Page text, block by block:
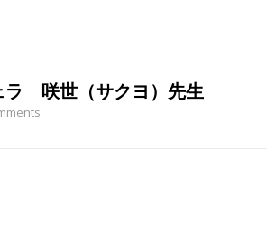
ラ 咲世（サクヨ）先生